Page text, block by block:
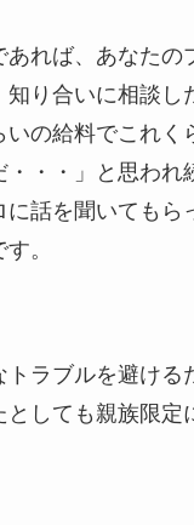
あれば、あなたの
り合いに相談し
いの給料でこれく
・・」と思われ
に話を聞いてもら
。
ラブルを避ける
しても親族限定